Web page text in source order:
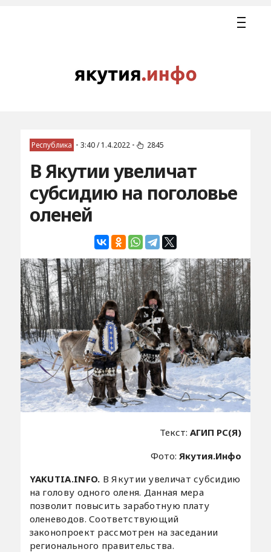
Республика • 3:40 / 1.4.2022 • 2845
В Якутии увеличат
субсидию на поголовье
оленей
Текст:АГИП РС(Я)
Фото: Якутия.Инфо
YAKUTIA.INFO. В Якутии увеличат субсидию
на голову одного оленя. Данная мера
позволит повысить заработную плату
оленеводов. Соответствующий
законопроект рассмотрен на заседании
регионального правительства.